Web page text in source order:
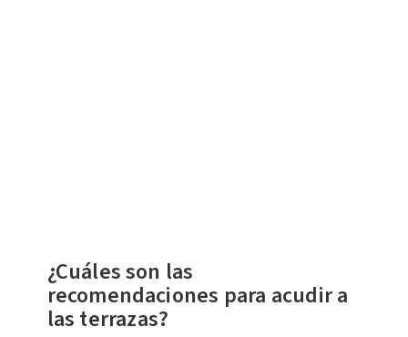
¿Cuáles son las
recomendaciones para acudir a
las terrazas?